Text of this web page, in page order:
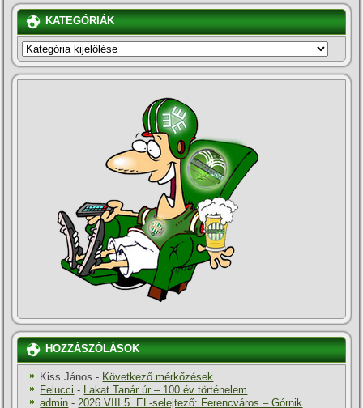
KATEGÓRIÁK
KATEGÓRIÁK
HOZZÁSZÓLÁSOK
Kiss János - Következő mérkőzések
Felucci - Lakat Tanár úr – 100 év történelem
admin -2026.VIII.5. EL-selejtező: Ferencváros – Górnik